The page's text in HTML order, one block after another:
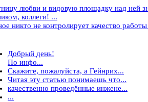
любви и видовую площадку над ней
коллеги! ...
никто не контролирует качество
Добрый день!
По инфо...
Скажите, пожалуйста, а Гейнрих...
Читая эту статью понимаешь что...
качественно проведённые инжене...
...